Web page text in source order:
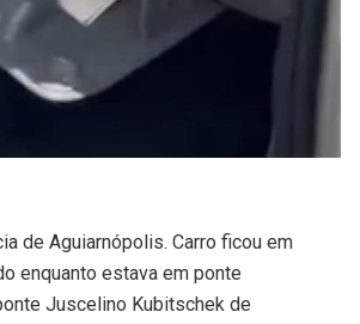
de Aguiarnópolis. Carro ficou em
enquanto estava em ponte
Juscelino Kubitschek de